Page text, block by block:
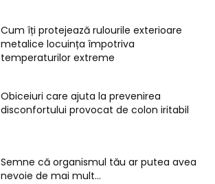
Cum îți protejează rulourile exterioare
metalice locuința împotriva
temperaturilor extreme
Obiceiuri care ajuta la prevenirea
disconfortului provocat de colon iritabil
Semne că organismul tău ar putea avea
nevoie de mai mult...